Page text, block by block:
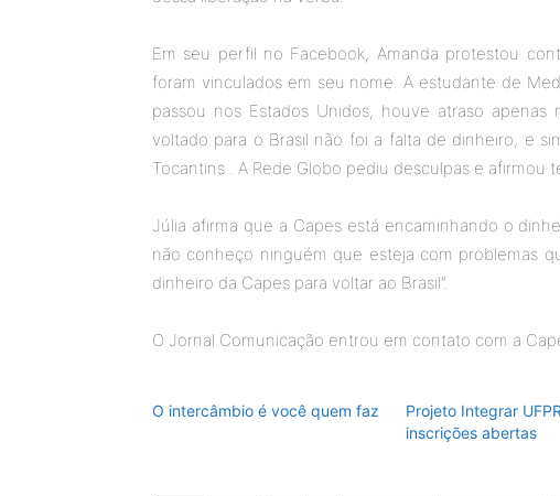
Em seu perfil no Facebook, Amanda protestou
foram vinculados em seu nome. A estudante de
passou nos Estados Unidos, houve atraso
voltado para o Brasil não foi a falta de dinheiro, e
Tocantins . A Rede Globo pediu desculpas e afirmou
Júlia afirma que a Capes está encaminhando o
não conheço ninguém que esteja com problemas
dinheiro da Capes para voltar ao Brasil”.
O Jornal Comunicação entrou em contato com a
O intercâmbio é você quem faz
Projeto Integrar
inscrições abertas